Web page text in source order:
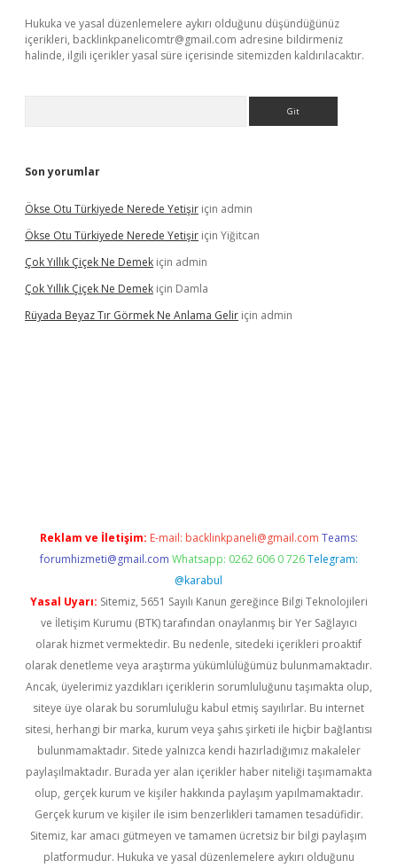
Hukuka ve yasal düzenlemelere aykırı olduğunu düşündüğünüz
içerikleri, backlinkpanelicomtr@gmail.com adresine bildirmeniz
halinde, ilgili içerikler yasal süre içerisinde sitemizden kaldırılacaktır.
Son yorumlar
Ökse Otu Türkiyede Nerede Yetişir için admin
Ökse Otu Türkiyede Nerede Yetişir için Yiğitcan
Çok Yıllık Çiçek Ne Demek için admin
Çok Yıllık Çiçek Ne Demek için Damla
Rüyada Beyaz Tır Görmek Ne Anlama Gelir için admin
Reklam ve İletişim: E-mail: backlinkpaneli@gmail.com Teams:
forumhizmeti@gmail.com Whatsapp: 0262 606 0 726 Telegram:
@karabul
Yasal Uyarı: Sitemiz, 5651 Sayılı Kanun gereğince Bilgi Teknolojileri
ve İletişim Kurumu (BTK) tarafından onaylanmış bir Yer Sağlayıcı
olarak hizmet vermektedir. Bu nedenle, sitedeki içerikleri proaktif
olarak denetleme veya araştırma yükümlülüğümüz bulunmamaktadır.
Ancak, üyelerimiz yazdıkları içeriklerin sorumluluğunu taşımakta olup,
siteye üye olarak bu sorumluluğu kabul etmiş sayılırlar. Bu internet
sitesi, herhangi bir marka, kurum veya şahıs şirketi ile hiçbir bağlantısı
bulunmamaktadır. Sitede yalnızca kendi hazırladığımız makaleler
paylaşılmaktadır. Burada yer alan içerikler haber niteliği taşımamakta
olup, gerçek kurum ve kişiler hakkında paylaşım yapılmamaktadır.
Gerçek kurum ve kişiler ile isim benzerlikleri tamamen tesadüfidir.
Sitemiz, kar amacı gütmeyen ve tamamen ücretsiz bir bilgi paylaşım
platformudur. Hukuka ve yasal düzenlemelere aykırı olduğunu